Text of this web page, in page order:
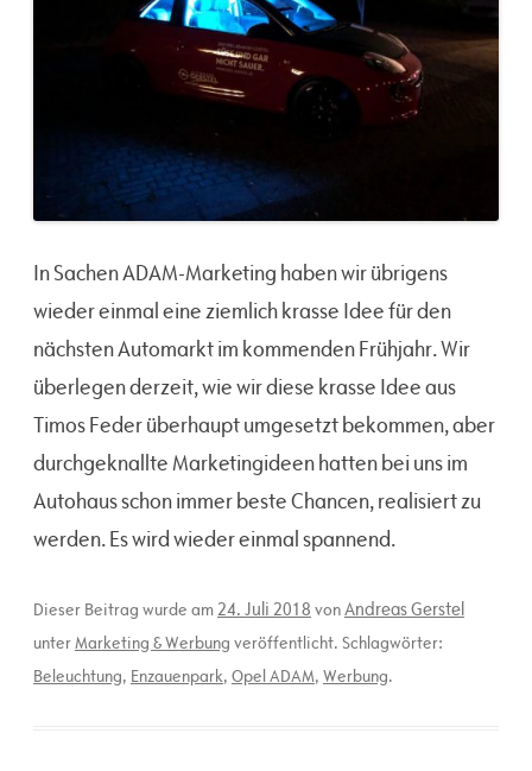
In Sachen ADAM-Marketing haben wir übrigens
wieder einmal eine ziemlich krasse Idee für den
nächsten Automarkt im kommenden Frühjahr. Wir
überlegen derzeit, wie wir diese krasse Idee aus
Timos Feder überhaupt umgesetzt bekommen, aber
durchgeknallte Marketingideen hatten bei uns im
Autohaus schon immer beste Chancen, realisiert zu
werden. Es wird wieder einmal spannend.
Dieser Beitrag wurde am 24. Juli 2018 vonAndreas Gerstel
unterMarketing & Werbung veröffentlicht. Schlagwörter:
Beleuchtung, Enzauenpark, Opel ADAM, Werbung.